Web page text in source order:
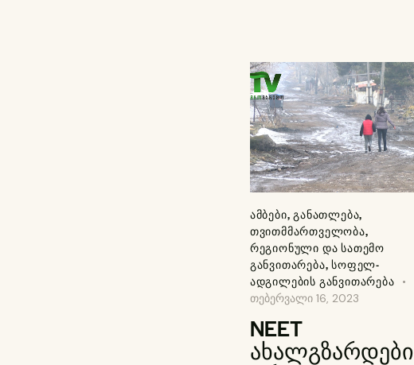
ᲐᲛᲑᲔᲑᲘ,ᲒᲐᲜᲐᲗᲚᲔᲑᲐ,
ᲗᲕᲘᲗᲛᲛᲐᲠᲗᲕᲔᲚᲝᲑᲐ,
ᲠᲔᲒᲘᲝᲜᲣᲚᲘ ᲓᲐ ᲡᲐᲗᲔᲛᲝ
ᲒᲐᲜᲕᲘᲗᲐᲠᲔᲑᲐ,ᲡᲝᲤᲔᲚ-
ᲐᲓᲒᲘᲚᲔᲑᲘᲡ ᲒᲐᲜᲕᲘᲗᲐᲠᲔᲑᲐ
თებერვალი 16, 2023
NEET
ახალგზარდები